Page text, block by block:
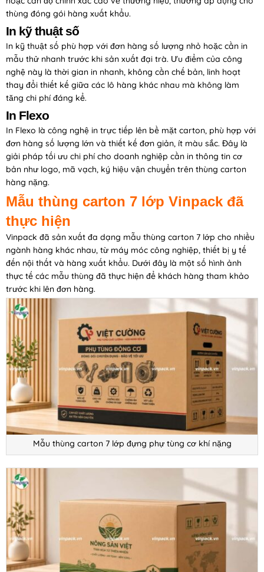
thùng đóng gói hàng xuất khẩu.
In kỹ thuật số
In kỹ thuật số phù hợp với đơn hàng số lượng nhỏ hoặc cần in
mẫu thử nhanh trước khi sản xuất đại trà. Ưu điểm của công
nghệ này là thời gian in nhanh, không cần chế bản, linh hoạt
thay đổi thiết kế giữa các lô hàng khác nhau mà không làm
tăng chi phí đáng kể.
In Flexo
In Flexo là công nghệ in trực tiếp lên bề mặt carton, phù hợp với
đơn hàng số lượng lớn và thiết kế đơn giản, ít màu sắc. Đây là
giải pháp tối ưu chi phí cho doanh nghiệp cần in thông tin cơ
bản như logo, mã vạch, ký hiệu vận chuyển trên thùng carton
hàng nặng.
Mẫu thùng carton 7 lớp Vinpack đã
thực hiện
Vinpack đã sản xuất đa dạng mẫu thùng carton 7 lớp cho nhiều
ngành hàng khác nhau, từ máy móc công nghiệp, thiết bị y tế
đến nội thất và hàng xuất khẩu. Dưới đây là một số hình ảnh
thực tế các mẫu thùng đã thực hiện để khách hàng tham khảo
trước khi lên đơn hàng.
Mẫu thùng carton 7 lớp đựng phự tùng cơ khí nặng